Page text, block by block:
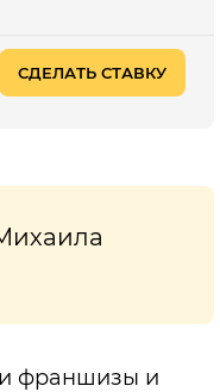
СДЕЛАТЬ СТАВКУ
франшизы и